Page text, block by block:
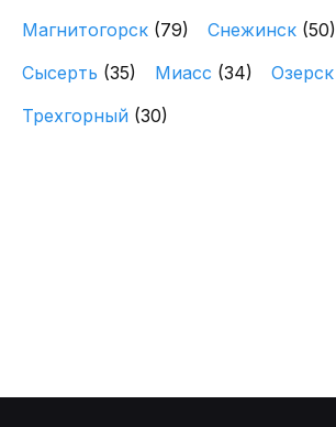
Магнитогорск (79) Снежинск (50)
Сысерть (35) Миасс (34) Озерск
Трехгорный (30)